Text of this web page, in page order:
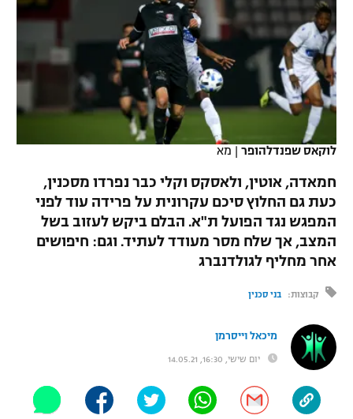
VOD
רץ ברשת
תוצאות
לוח שידורים
ברחבה
"מעל הליגה" – פודקאסט
"מחצית בשכונה" – פודקאסט
נבחרת ישראל
מכבי חיפה
בית"ר ירושלים
מכבי תל אביב
הפועל חיפה
הפועל באר שבע
מכבי נתניה
בני יהודה
ליגה ספרדית
ליגה איטלקית
ליגה צרפתית
ליגה הולנדית
ליגה טורקית
ליגה סינית
ליגה ברזילאית
ליגות נוספות
כדורסל נשים
מכבי תל אביב
הפועל חולון
הפועל ירושלים
יורוליג
יורוקאפ
טניס
כדוריד
כדורעף
שחייה
ג'ודו
אגרוף
ספורט אולימפי
היאבקות WWE
אופניים
לוקאס שפנדלהופר | מא
חמאדה, אוטין, ולאסקס וקלי כבר נפרדו מסכנין,
כעת גם החלוץ סיכם עקרונית על פרידה עוד לפני
המפגש נגד הפועל ת"א. הבלם ביקש לעזוב בשל
המצב, אך שלח מסר מעודד לעתיד. וגם: חיפושים
אחר מחליף לגולדנברג
קבוצות: בני סכנין
מיכאל וייסרמן
יום שישי, 16:30, 14.05.21